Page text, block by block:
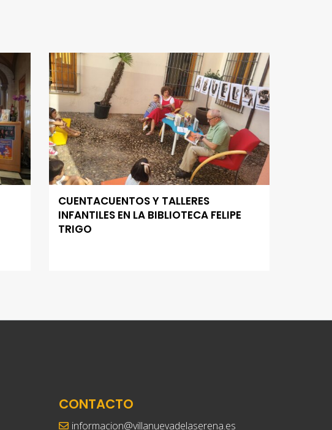
CUENTACUENTOS Y TALLERES
INFANTILES EN LA BIBLIOTECA FELIPE
TRIGO
CONTACTO
informacion@villanuevadelaserena.es